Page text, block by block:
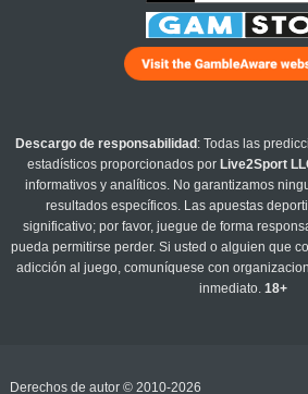
Descargo de responsabilidad : Todas las
estadísticos proporcionados por Live2Sport
informativos y analíticos. No garantizamos
resultados específicos. Las apuestas
significativo; por favor, juegue de forma
pueda permitirse perder. Si usted o alguien que
adicción al juego, comuníquese con
inmediato.18+
Derechos de autor © 2010-2026